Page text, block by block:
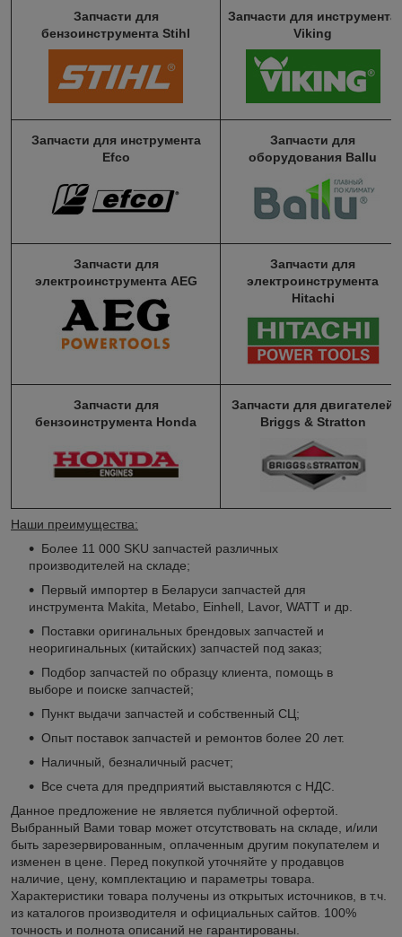
Запчасти для
бензоинструмента Stihl
Запчасти для инструмента
Viking
Запчасти для инструмента
Efco
Запчасти для
оборудования Ballu
Запчасти для
электроинструмента AEG
Запчасти для
электроинструмента
Hitachi
Запчасти для
бензоинструмента Honda
Запчасти для двигателей
Briggs & Stratton
Наши преимущества:
Более 11 000 SKU запчастей различных
производителей на складе;
Первый импортер в Беларуси запчастей для
инструмента Makita, Metabo, Einhell, Lavor, WATT и др.
Поставки оригинальных брендовых запчастей и
неоригинальных (китайских) запчастей под заказ;
Подбор запчастей по образцу клиента, помощь в
выборе и поиске запчастей;
Пункт выдачи запчастей и собственный СЦ;
Опыт поставок запчастей и ремонтов более 20 лет.
Наличный, безналичный расчет;
Все счета для предприятий выставляются с НДС.
Данное предложение не является публичной офертой.
Выбранный Вами товар может отсутствовать на складе, и/или
быть зарезервированным, оплаченным другим покупателем и
изменен в цене. Перед покупкой уточняйте у продавцов
наличие, цену, комплектацию и параметры товара.
Характеристики товара получены из открытых источников, в т.ч.
из каталогов производителя и официальных сайтов. 100%
точность и полнота описаний не гарантированы.